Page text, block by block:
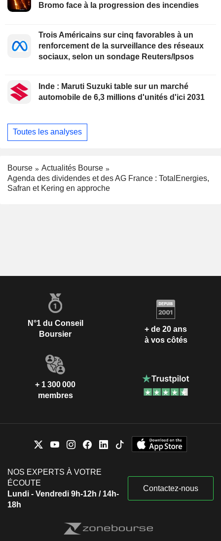
Bromo face à la progression des incendies
Trois Américains sur cinq favorables à un
renforcement de la surveillance des réseaux
sociaux, selon un sondage Reuters/Ipsos
Inde : Maruti Suzuki table sur un marché
automobile de 6,3 millions d'unités d'ici 2031
Toutes les analyses
Bourse
Actualités Bourse
Agenda des dividendes et des AG France : TotalEnergies,
Safran et Kering en approche
N°1 du Conseil
Boursier
+ de 20 ans
à vos côtés
+ 1 300 000
membres
NOS EXPERTS À VOTRE
ÉCOUTE
Lundi - Vendredi 9h-12h / 14h-
18h
Contactez-nous